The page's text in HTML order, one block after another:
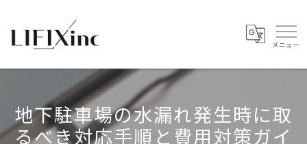
地下駐車場の水漏れ発生時に取
るべき対応手順と費用対策ガイ